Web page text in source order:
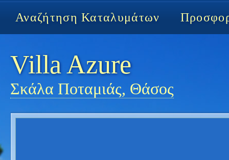
Αναζήτηση Καταλυμάτων
Villa Azure
Σκάλα Ποταμιάς, Θάσος